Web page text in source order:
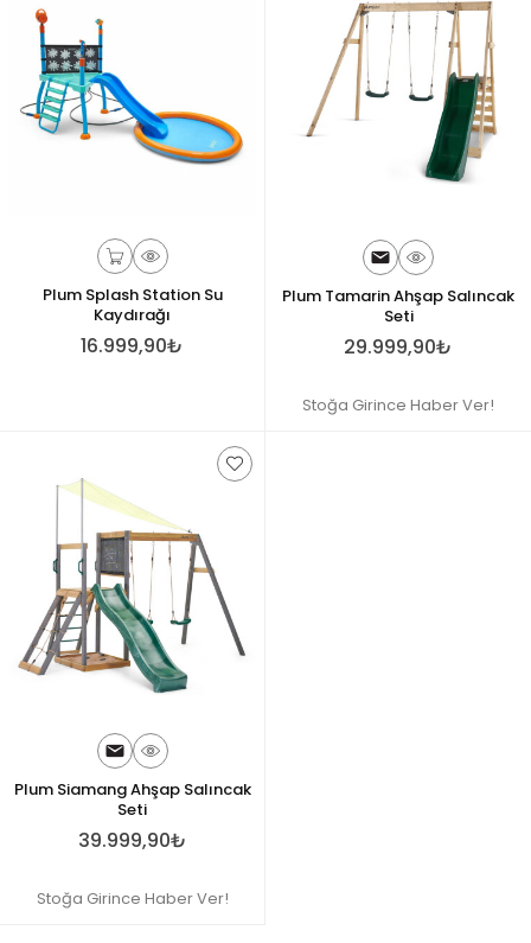
Plum Splash Station Su
Kaydırağı
16.999,90₺
Plum Tamarin Ahşap Salıncak
Seti
29.999,90₺
Stoğa Girince Haber Ver!
Plum Siamang Ahşap Salıncak
Seti
39.999,90₺
Stoğa Girince Haber Ver!